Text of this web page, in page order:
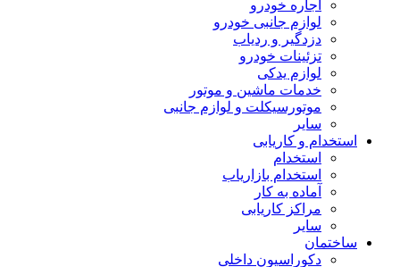
اجاره خودرو
لوازم جانبی خودرو
دزدگیر و ردیاب
تزئینات خودرو
لوازم یدکی
خدمات ماشین و موتور
موتورسیکلت و لوازم جانبی
سایر
استخدام و کاریابی
استخدام
استخدام بازاریاب
آماده به کار
مراکز کاریابی
سایر
ساختمان
دکوراسیون داخلی